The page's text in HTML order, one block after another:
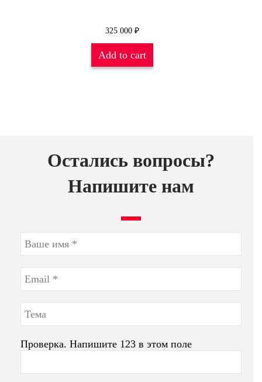
325 000 ₽
Add to cart
Остались вопросы?
Напишите нам
Проверка. Напишите 123 в этом поле